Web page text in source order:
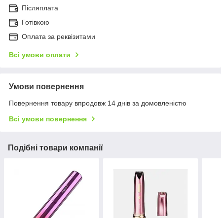
Післяплата
Готівкою
Оплата за реквізитами
Всі умови оплати
Умови повернення
Повернення товару впродовж 14 днів за домовленістю
Всі умови повернення
Подібні товари компанії